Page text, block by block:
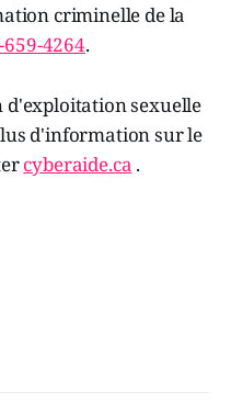
criminelle de la
659-4264.
sexuelle
d'information sur le
cyberaide.ca .